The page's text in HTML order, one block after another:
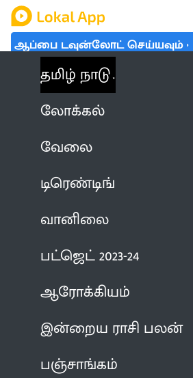
ஆப்பை டவுன்லோட் செய்யவும்
தமிழ் நாடு
லோக்கல்
வேலை
டிரெண்டிங்
வானிலை
பட்ஜெட் 2023-24
ஆரோக்கியம்
இன்றைய ராசி பலன்
பஞ்சாங்கம்